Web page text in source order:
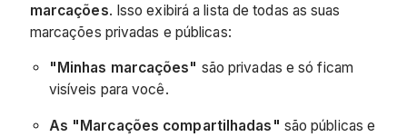
marcações. Isso exibirá a lista de todas as suas
marcações privadas e públicas:
"Minhas marcações" são privadas e só ficam
visíveis para você.
As "Marcações compartilhadas" são públicas e